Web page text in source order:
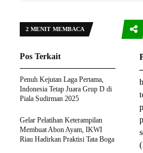
2 MENIT MEMBACA
–
Pos Terkait
Penuh Kejutan Laga Pertama,
Indonesia Tetap Juara Grup D di
Piala Sudirman 2025
Gelar Pelatihan Keterampilan
Membuat Abon Ayam, IKWI
Riau Hadirkan Praktisi Tata Boga